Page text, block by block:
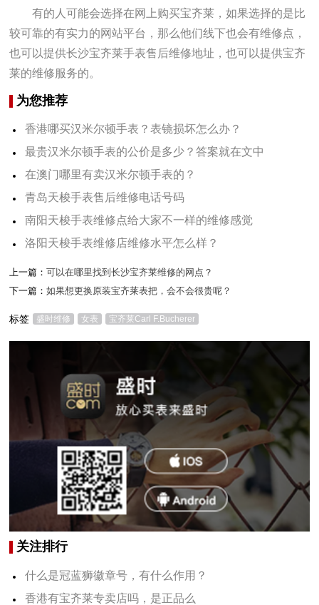
有的人可能会选择在网上购买宝齐莱，如果选择的是比
较可靠的有实力的网站平台，那么他们线下也会有维修点，
也可以提供长沙宝齐莱手表售后维修地址，也可以提供宝齐
莱的维修服务的。
为您推荐
香港哪买汉米尔顿手表？表镜损坏怎么办？
最贵汉米尔顿手表的公价是多少？答案就在文中
在澳门哪里有卖汉米尔顿手表的？
青岛天梭手表售后维修电话号码
南阳天梭手表维修点给大家不一样的维修感觉
洛阳天梭手表维修店维修水平怎么样？
上一篇：可以在哪里找到长沙宝齐莱维修的网点？
下一篇：如果想更换原装宝齐莱表把，会不会很贵呢？
标签 盛时维修 女表 宝齐莱Carl F.Bucherer
关注排行
什么是冠蓝狮徽章号，有什么作用？
香港有宝齐莱专卖店吗，是正品么